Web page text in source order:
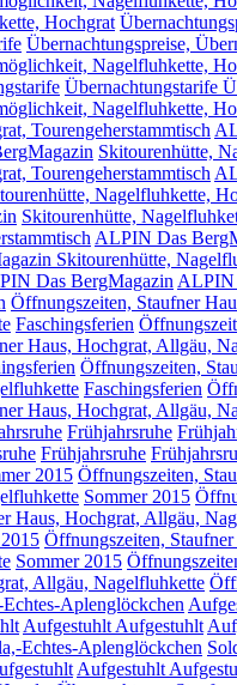
Hochgrat
Übernachtungspreise,
Nagelfluhkette,
Übernachtungstarife
Nagelfluhkette,
Tourengeherstammtisch
Skitourenhütte,
Tourengeherstammtisch
Nagelfluhkette,
Skitourenhütte,
ALPIN Das
Skitourenhütte,
Das BergMagazin ALPIN
Öffnungszeiten, Staufner
Faschingsferien
Haus, Hochgrat, Allgäu,
Öffnungszeiten,
Faschingsferien
Haus, Hochgrat, Allgäu,
Frühjahrsruhe
Frühjahrsruhe
2015 Öffnungszeiten,
Sommer 2015
Haus, Hochgrat, Allgäu,
Öffnungszeiten,
Sommer 2015
Allgäu, Nagelfluhkette
Aplenglöckchen
Aufgestuhlt Aufgestuhlt
Echtes-Aplenglöckchen
Aufgestuhlt